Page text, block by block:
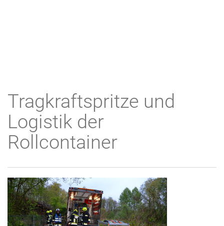
Tragkraftspritze und
Logistik der
Rollcontainer